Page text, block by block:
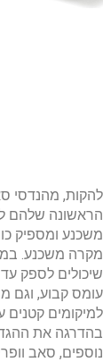
להקות, מהנדסי
הראשונה שלהם לא
מקרה משכנע.
למיקומים קטנים
בהדרגה את
נוספים, סאב